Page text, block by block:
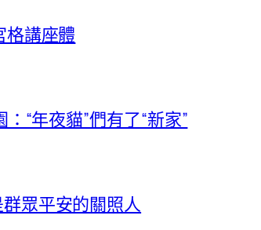
格講座體
“年夜貓”們有了“新家”
眾平安的關照人